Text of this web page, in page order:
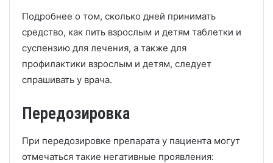
Подробнее о том, сколько дней принимать
средство, как пить взрослым и детям таблетки и
суспензию для лечения, а также для
профилактики взрослым и детям, следует
спрашивать у врача.
Передозировка
При передозировке препарата у пациента могут
отмечаться такие негативные проявления: